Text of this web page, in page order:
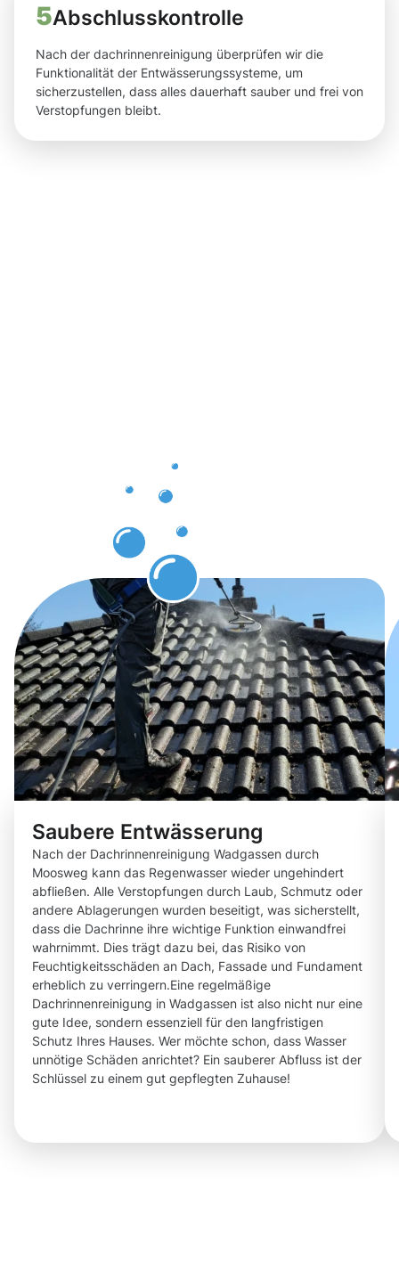
5Abschlusskontrolle
Nach der dachrinnenreinigung überprüfen wir die
Funktionalität der Entwässerungssysteme, um
sicherzustellen, dass alles dauerhaft sauber und frei von
Verstopfungen bleibt.
Saubere Entwässerung
Nach der Dachrinnenreinigung Wadgassen durch
Moosweg kann das Regenwasser wieder ungehindert
abfließen. Alle Verstopfungen durch Laub, Schmutz oder
andere Ablagerungen wurden beseitigt, was sicherstellt,
dass die Dachrinne ihre wichtige Funktion einwandfrei
wahrnimmt. Dies trägt dazu bei, das Risiko von
Feuchtigkeitsschäden an Dach, Fassade und Fundament
erheblich zu verringern.Eine regelmäßige
Dachrinnenreinigung in Wadgassen ist also nicht nur eine
gute Idee, sondern essenziell für den langfristigen
Schutz Ihres Hauses. Wer möchte schon, dass Wasser
unnötige Schäden anrichtet? Ein sauberer Abfluss ist der
Schlüssel zu einem gut gepflegten Zuhause!